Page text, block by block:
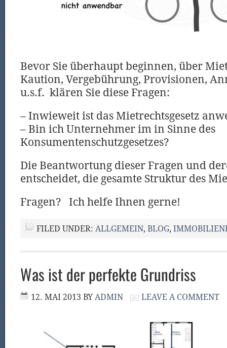
Bevor Sie überhaupt beginnen, über
Kaution, Vergebührung, Provisionen,
u.s.f. klären Sie diese Fragen:
– Inwieweit ist das Mietrechtsgesetz
– Bin ich Unternehmer im in Sinne des
Konsumentenschutzgesetzes?
Die Beantwortung dieser Fragen und
entscheidet, die gesamte Struktur des
Fragen? Ich helfe Ihnen gerne!
FILED UNDER: ALLGEMEIN, BLOG,
Was ist der perfekte Grundriss
12. MAI 2013 BY ADMIN LEAVE A COMMENT